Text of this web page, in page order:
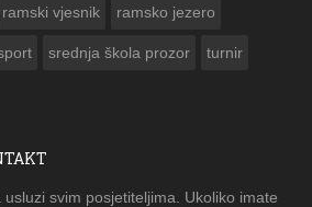
ramski vjesnik ramsko jezero
srednja škola prozor turnir
svim posjetiteljima. Ukoliko imate